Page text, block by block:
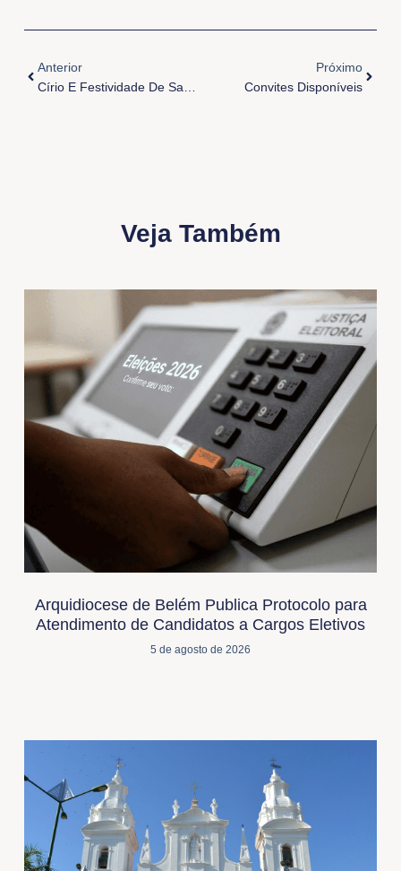
Anterior
Próximo
Convites Disponíveis
Veja Também
Arquidiocese de Belém Publica Protocolo para
Atendimento de Candidatos a Cargos Eletivos
5 de agosto de 2026